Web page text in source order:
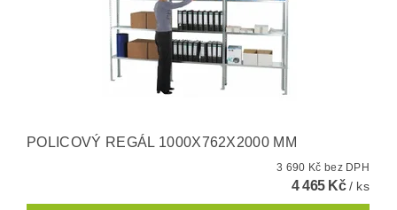
POLICOVÝ REGÁL 1000X762X2000 MM
3 690 Kč bez DPH
4 465 Kč/ ks